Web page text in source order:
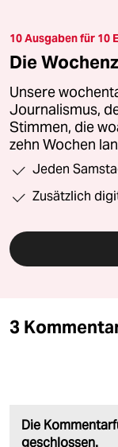
10 Ausgaben für 10
Die
Unsere
Journalismus,
Stimmen, die
zehn Wochen
Jeden
Zusätzlich
3
Die
geschlossen.